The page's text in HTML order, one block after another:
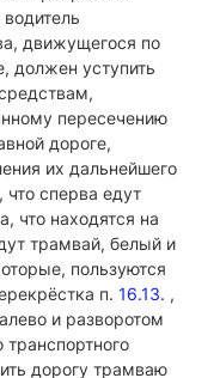
движущегося по
должен уступить
пересечению
дороге,
их дальнейшего
сперва едут
что находятся на
трамвай, белый и
пользуются
п. 16.13. ,
и разворотом
транспортного
дорогу трамваю